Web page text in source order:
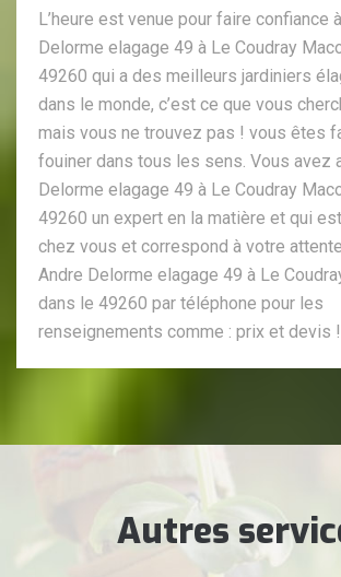
L’heure est venue pour faire confiance
Delorme elagage 49 à Le Coudray
49260 qui a des meilleurs jardiniers
dans le monde, c’est ce que vous
mais vous ne trouvez pas ! vous êtes
fouiner dans tous les sens. Vous avez
Delorme elagage 49 à Le Coudray
49260 un expert en la matière et qui
chez vous et correspond à votre
Andre Delorme elagage 49 à Le
dans le 49260 par téléphone pour les
renseignements comme : prix et devis !
Autres